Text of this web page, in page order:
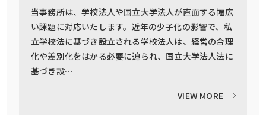
当事務所は、学校法人や国立大学法人が直面する幅広
い課題に対応いたします。近年の少子化の影響で、私
立学校法に基づき設立される学校法人は、経営の合理
化や差別化をはかる必要に迫られ、国立大学法人法に
基づき設…
VIEW MORE